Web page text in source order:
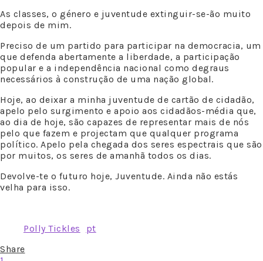
As classes, o género e juventude extinguir-se-ão muito
depois de mim.
Preciso de um partido para participar na democracia, um
que defenda abertamente a liberdade, a participação
popular e a independência nacional como degraus
necessários à construção de uma nação global.
Hoje, ao deixar a minha juventude de cartão de cidadão,
apelo pelo surgimento e apoio aos cidadãos-média que,
ao dia de hoje, são capazes de representar mais de nós
pelo que fazem e projectam que qualquer programa
político. Apelo pela chegada dos seres espectrais que são
por muitos, os seres de amanhã todos os dias.
Devolve-te o futuro hoje, Juventude. Ainda não estás
velha para isso.
Polly Tickles
pt
Share